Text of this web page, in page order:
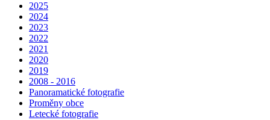
2025
2024
2023
2022
2021
2020
2019
2008 - 2016
Panoramatické fotografie
Proměny obce
Letecké fotografie